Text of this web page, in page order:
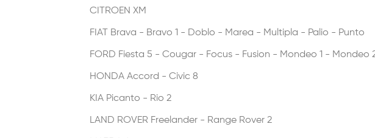
CITROEN XM
FIAT Brava - Bravo 1 - Doblo - Marea - Multipla - Palio - Punto
FORD Fiesta 5 - Cougar - Focus - Fusion - Mondeo 1 - Mondeo
HONDA Accord - Civic 8
KIA Picanto - Rio 2
LAND ROVER Freelander - Range Rover 2